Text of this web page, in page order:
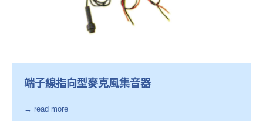
端子線指向型麥克風集音器
→ read more